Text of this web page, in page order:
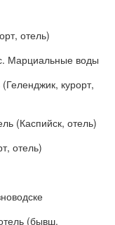
отель)
Марциальные воды
курорт,
(Каспийск, отель)
отель)
(бывш.